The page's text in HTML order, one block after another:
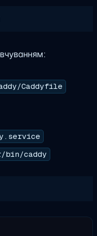
Caddyfile
bin/caddy